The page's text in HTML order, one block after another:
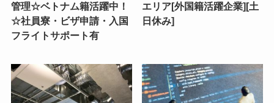
管理☆ベトナム籍活躍中！
☆社員寮・ビザ申請・入国
フライトサポート有
エリア[外国籍活躍企業][土
日休み]